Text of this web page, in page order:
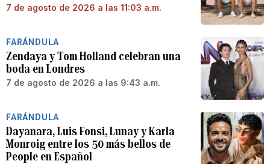
7 de agosto de 2026 a las 11:03 a.m.
FARÁNDULA
Zendaya y Tom Holland celebran una
boda en Londres
7 de agosto de 2026 a las 9:43 a.m.
FARÁNDULA
Dayanara, Luis Fonsi, Lunay y Karla
Monroig entre los 50 más bellos de
People en Español